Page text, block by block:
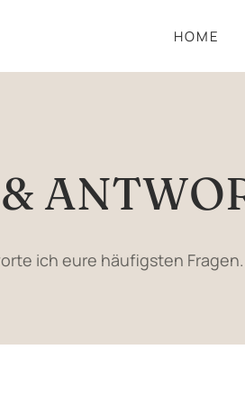
HOME
ich eure häufigsten Fragen.